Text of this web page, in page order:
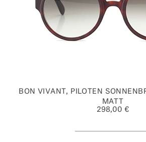
BON VIVANT, PILOTEN
MATT
298,00 €